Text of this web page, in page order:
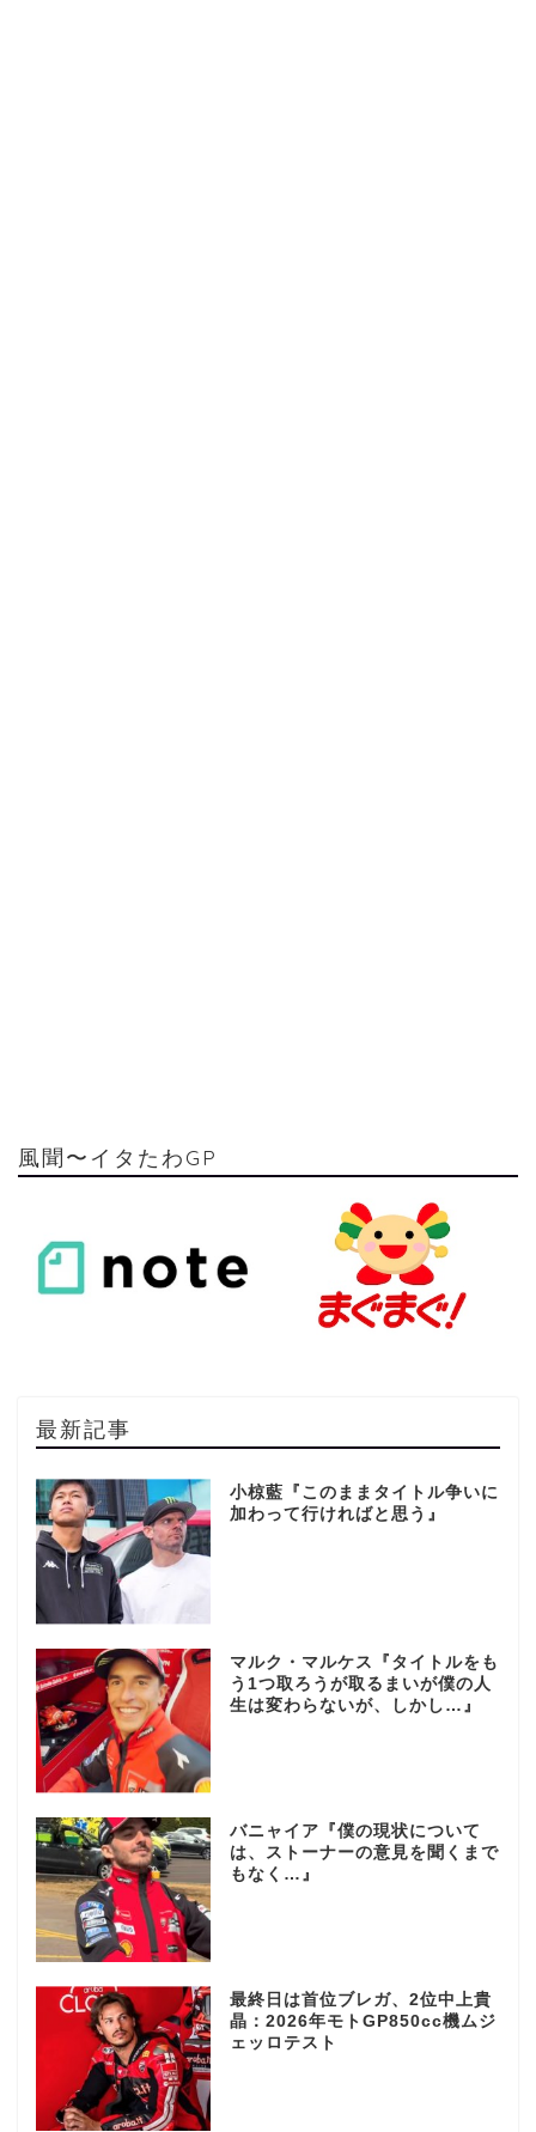
風聞〜イタたわGP
最新記事
小椋藍『このままタイトル争いに
加わって行ければと思う』
マルク・マルケス『タイトルをも
う1つ取ろうが取るまいが僕の人
生は変わらないが、しかし…』
バニャイア『僕の現状について
は、ストーナーの意見を聞くまで
もなく…』
最終日は首位ブレガ、2位中上貴
晶：2026年モトGP850cc機ムジ
ェッロテスト